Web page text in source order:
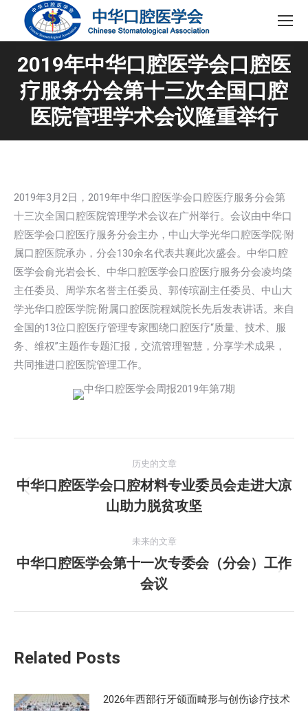
2019年中华口腔医学会口腔医
疗服务分会第十三次全国口腔
医院管理学术会议隆重举行
2019年3月2日，2019年中华口腔医学会口腔医疗服务分会第
十三次全国口腔医院管理学术会议在广州举行。会议由中华口
腔医学会口腔医疗服务分会主办，中山大学光华口腔医学院·附
属口腔医院承办，分会130余名代表共襄此次盛会。中华口腔
医学会俞光岩会长、中华口腔医学会口腔医疗服务分会凌均棨
主任委员、周学东名誉主任委员、郭传瑸副主任委员、中山大
学光华口腔医学院·附属口腔医院程斌院长先后发表讲话。来自
全国的13位口腔医疗管理专家围绕口腔医疗“质量、技术、服
务、维权”主题作专题汇报，交流管理智慧，分享学术成果，
共同推进口腔医院管理工作。
章
历史的文章
历
史
文
章：
中华口腔医学会口腔材料专业委员会走进大凉
山助力脱贫攻坚
未来的文章
未
来
的
中华口腔医学会第十一次专委会（分会）工作
会议
Related Posts
2026年西部行牙颌面畸形与创伤诊疗技术